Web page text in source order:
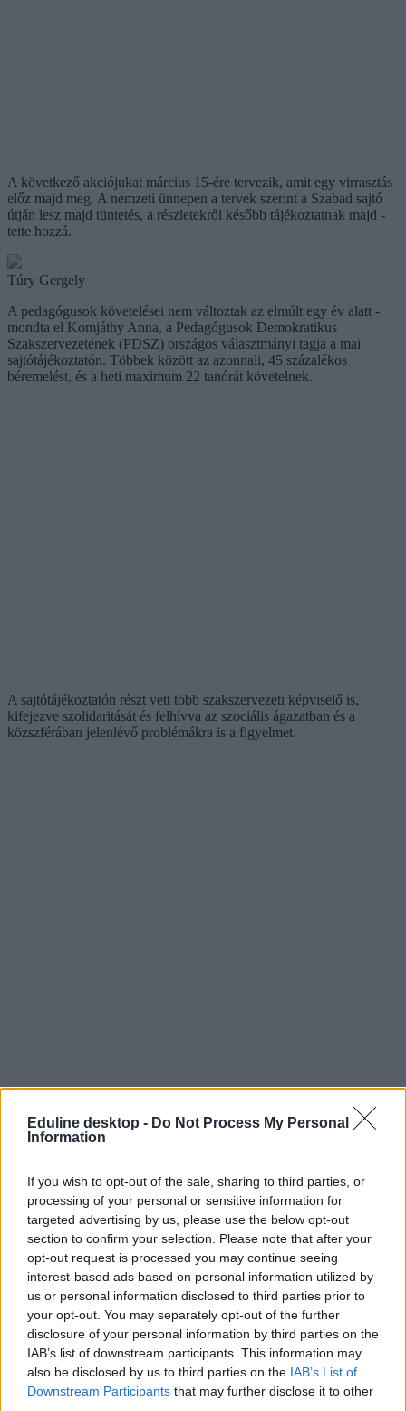
Eduline desktop - Do Not Process My Personal
Information
If you wish to opt-out of the sale, sharing to third parties, or
processing of your personal or sensitive information for
targeted advertising by us, please use the below opt-out
section to confirm your selection. Please note that after your
opt-out request is processed you may continue seeing
interest-based ads based on personal information utilized by
us or personal information disclosed to third parties prior to
your opt-out. You may separately opt-out of the further
disclosure of your personal information by third parties on the
IAB’s list of downstream participants. This information may
also be disclosed by us to third parties on the IAB’s List of
Downstream Participants that may further disclose it to other
A következő akciójukat március 15-ére tervezik, amit egy virrasztás
előz majd meg. A nemzeti ünnepen a tervek szerint a Szabad sajtó
útján lesz majd tüntetés, a részletekről később tájékoztatnak majd -
tette hozzá.
Túry Gergely
A pedagógusok követelései nem változtak az elmúlt egy év alatt -
mondta el Komjáthy Anna, a Pedagógusok Demokratikus
Szakszervezetének (PDSZ) országos választmányi tagja a mai
sajtótájékoztatón. Többek között az azonnali, 45 százalékos
béremelést, és a heti maximum 22 tanórát követelnek.
A sajtótájékoztatón részt vett több szakszervezeti képviselő is,
kifejezve szolidaritását és felhívva az szociális ágazatban és a
közszférában jelenlévő problémákra is a figyelmet.
PDSZ
március 15 tüntetés
sajtótájékoztató
Pedagógusok Demokratikus Szakszervezete
március 15.
Egységes Diákfront
edf
tüntetés március 15